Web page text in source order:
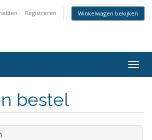
Registreren Winkelwagen bekijken
in-/
bestel